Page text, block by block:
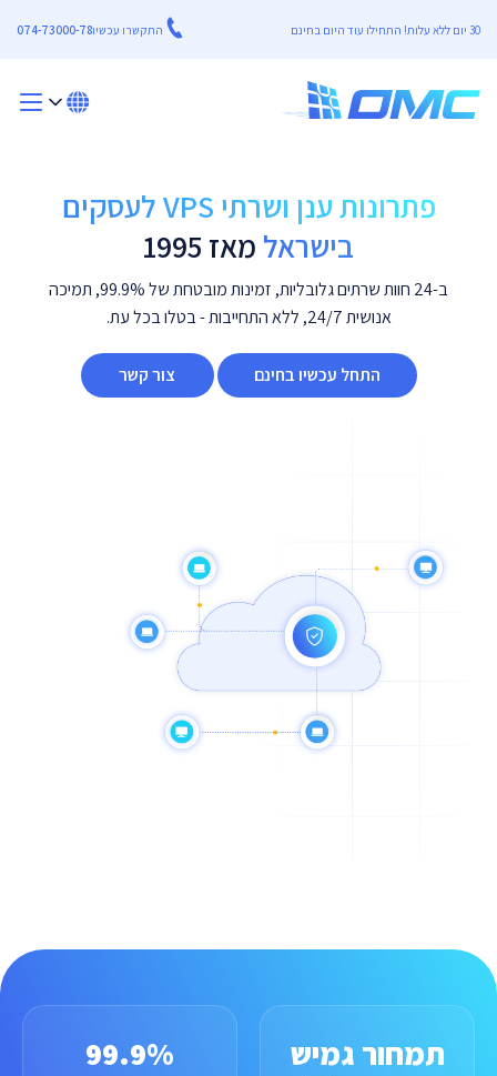
30 יום ללא עלות! התחילו עוד היום בחינם התקשרו עכשיו074-73000-78
פתרונות ענן ושרתי VPS לעסקים
בישראל מאז 1995
ב-24 חוות שרתים גלובליות, זמינות מובטחת של 99.9%, תמיכה
אנושית 24/7, ללא התחייבות - בטלו בכל עת.
התחל עכשיו בחינם צור קשר
תמחור גמיש 99.9%